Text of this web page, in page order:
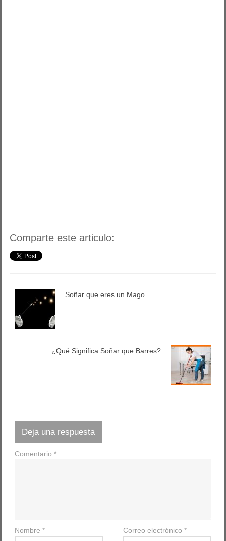
Comparte este articulo:
Soñar que eres un Mago
¿Qué Significa Soñar que Barres?
Deja una respuesta
Comentario*
Nombre* Correo electrónico *